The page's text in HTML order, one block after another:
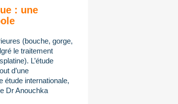
: une
(bouche, gorge,
le traitement
L’étude
d’une
étude internationale,
Dr Anouchka